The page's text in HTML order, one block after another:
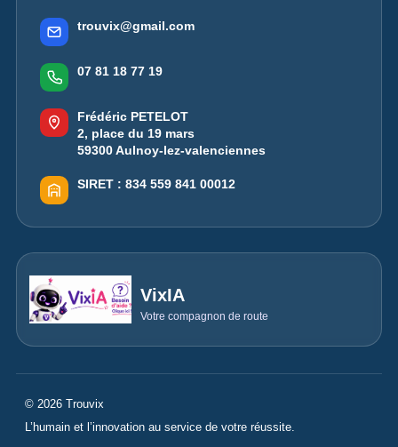
trouvix@gmail.com
07 81 18 77 19
Frédéric PETELOT
2, place du 19 mars
59300 Aulnoy-lez-valenciennes
SIRET : 834 559 841 00012
VixIA
Votre compagnon de route
© 2026 Trouvix
L’humain et l’innovation au service de votre réussite.